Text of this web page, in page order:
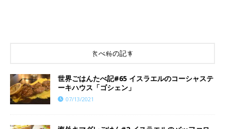
食べ物の記事
世界ごはんたべ記#65 イスラエルのコーシャステ
ーキハウス「ゴシェン」
07/13/2021